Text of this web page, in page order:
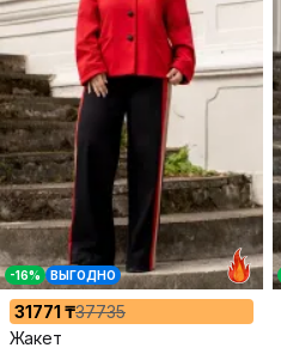
-16% ВЫГОДНО
31771 ₸37735
Жакет